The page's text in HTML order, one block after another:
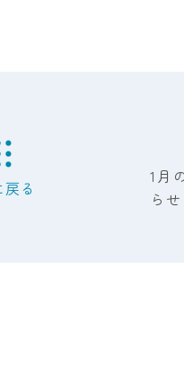
1月
らせ
る